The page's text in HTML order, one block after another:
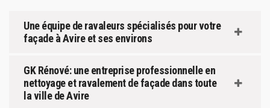
Une équipe de ravaleurs spécialisés pour votre
façade à Avire et ses environs
GK Rénové: une entreprise professionnelle en
nettoyage et ravalement de façade dans toute
la ville de Avire